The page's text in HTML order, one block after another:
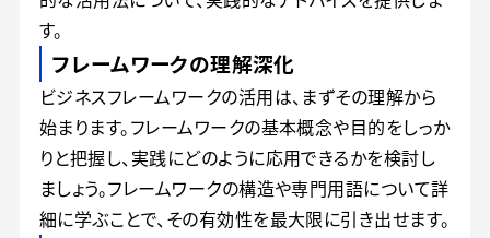
す。
フレームワークの理解深化
ビジネスフレームワークの活用は、まずその理解から
始まります。フレームワークの基本概念や目的をしっか
りと把握し、実践にどのように応用できるかを検討し
ましょう。フレームワークの構造や専門用語について詳
細に学ぶことで、その有効性を最大限に引き出せます。